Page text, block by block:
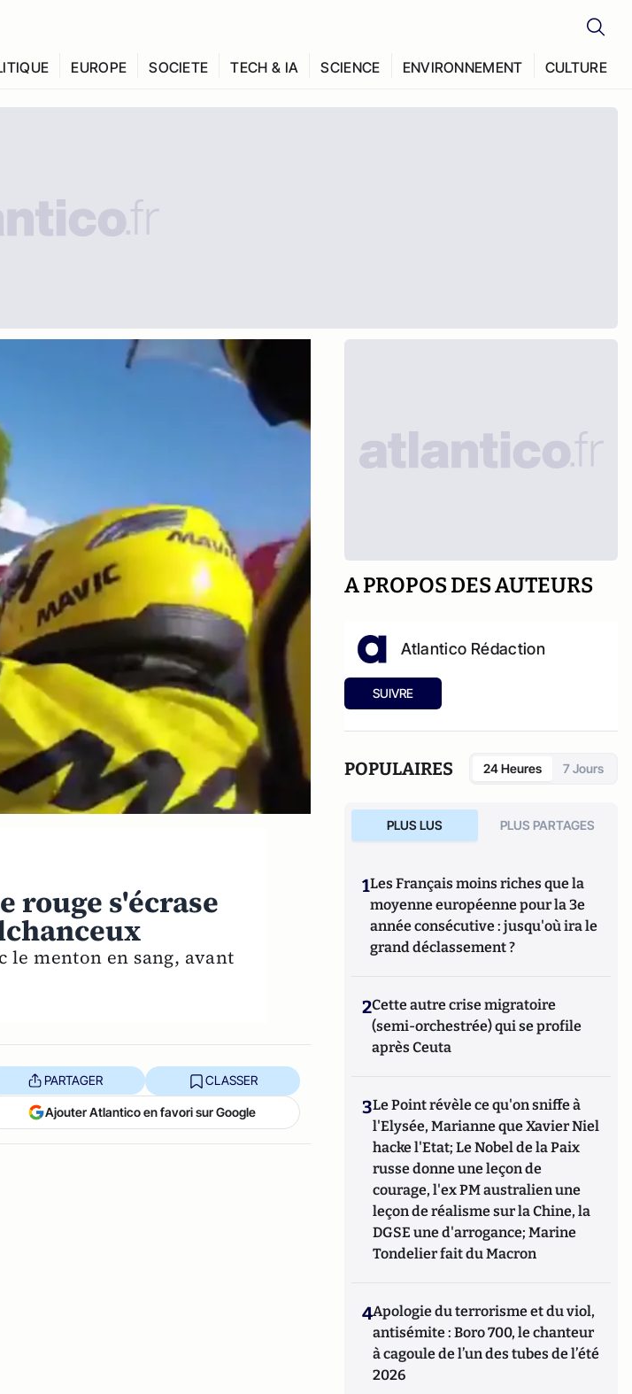
EUROPE SOCIETE TECH & IA SCIENCE ENVIRONNEMENT CULTURE
rouge s'écrase
le menton en sang, avant
PARTAGER CLASSER
Ajouter Atlantico en favori sur Google
A PROPOS DES AUTEURS
Atlantico Rédaction
SUIVRE
POPULAIRES 24 Heures 7 Jours
PLUS LUS PLUS PARTAGES
1Les Français moins riches que la
moyenne européenne pour la 3e
année consécutive : jusqu'où ira le
grand déclassement ?
2Cette autre crise migratoire
(semi-orchestrée) qui se profile
après Ceuta
3Le Point révèle ce qu'on sniffe à
l'Elysée, Marianne que Xavier Niel
hacke l'Etat; Le Nobel de la Paix
russe donne une leçon de
courage, l'ex PM australien une
leçon de réalisme sur la Chine, la
DGSE une d'arrogance; Marine
Tondelier fait du Macron
4Apologie du terrorisme et du viol,
antisémite : Boro 700, le chanteur
à cagoule de l’un des tubes de l’été
2026